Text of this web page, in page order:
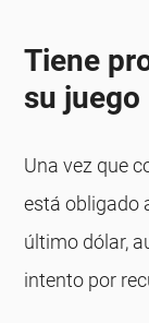
Tiene
su juego
Una vez que
está obligado
último dólar,
intento por